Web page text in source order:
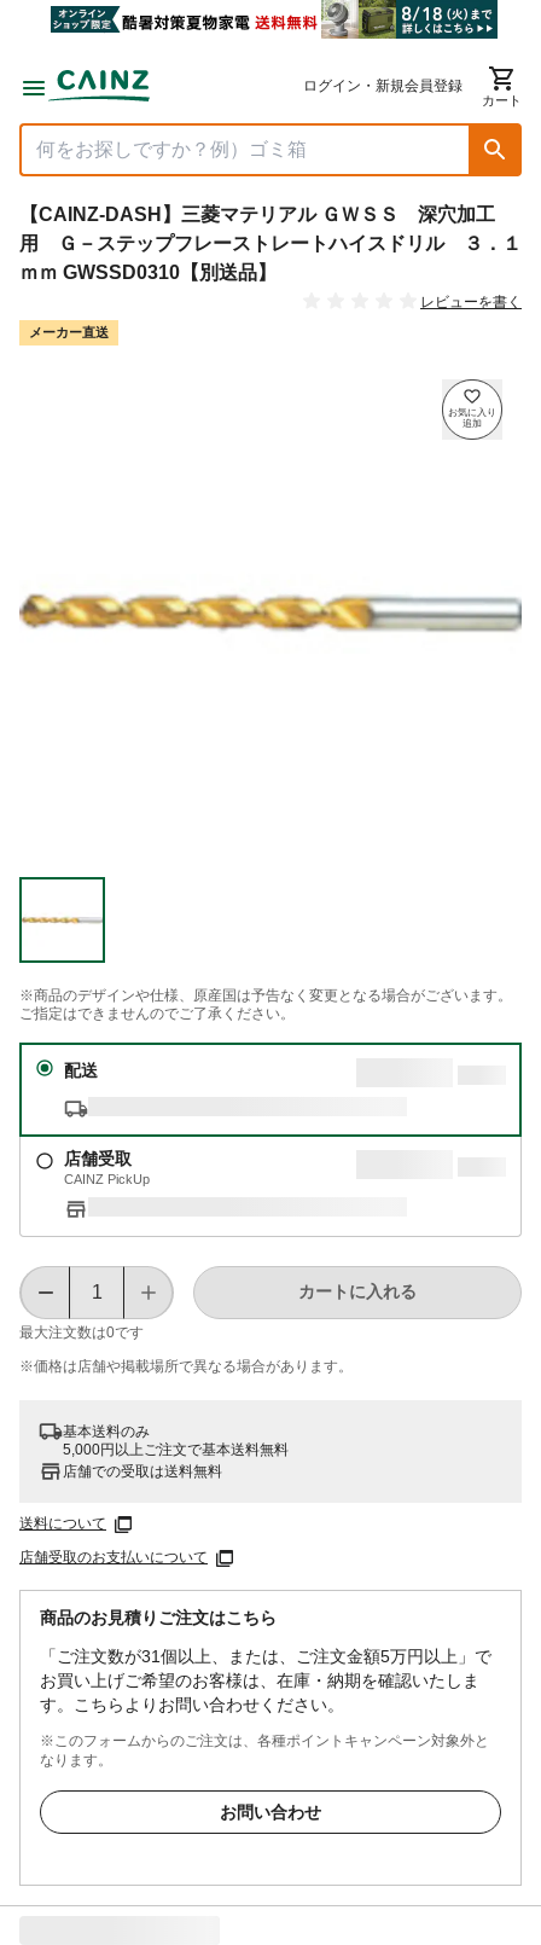
ログイン・新規会員登録
カート
【CAINZ-DASH】三菱マテリアル ＧＷＳＳ 深穴加工
用 Ｇ－ステップフレーストレートハイスドリル ３．１
ｍｍ GWSSD0310【別送品】
レビューを書く
メーカー直送
※商品のデザインや仕様、原産国は予告なく変更となる場合がございます。
ご指定はできませんのでご了承ください。
配送
店舗受取
CAINZ PickUp
最大注文数は0です
カートに入れる
※価格は​店舗や​掲載場所で​異なる​場合が​あります。
基本送料のみ
5,000円以上ご注文で基本送料無料
店舗での受取は送料無料
送料について
店舗受取のお支払いについて
商品のお見積りご注文はこちら
「ご注文数が31個以上、または、ご注文金額5万円以上」で
お買い上げご希望のお客様は、在庫・納期を確認いたしま
す。こちらよりお問い合わせください。
※このフォームからのご注文は、各種ポイントキャンペーン対象外と
なります。
お問い合わせ